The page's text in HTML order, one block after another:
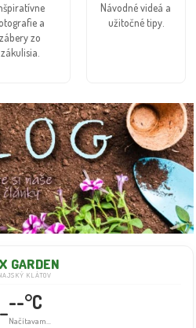
GARDEN
KLÁTOV
--°C
Načítavam...
a
zábery zo
zákulisia.
Návodné videá a
užitočné tipy.